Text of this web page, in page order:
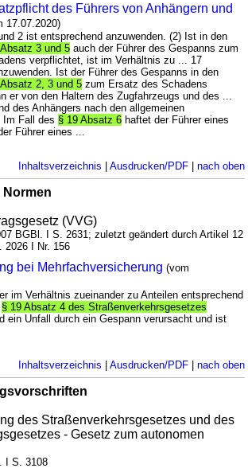
des Führers von Anhängern und
17.07.2020)
2 ist entsprechend anzuwenden. (2) Ist in den
3 und 5 auch der Führer des Gespanns zum
verpflichtet, ist im Verhältnis zu ... 17
Ist der Führer des Gespanns in den
2, 3 und 5 zum Ersatz des Schadens
er von den Haltern des Zugfahrzeugs und des ...
des Anhängers nach den allgemeinen
Im Fall des § 19 Absatz 6 haftet der Führer eines
Führer eines ...
Inhaltsverzeichnis | Ausdrucken/PDF| nach oben
(VVG)
BGBl. I S. 2631; zuletzt geändert durch Artikel 12
2026 I Nr. 156
bei Mehrfachversicherung (vom
im Verhältnis zueinander zu Anteilen entsprechend
§ 19 Absatz 4 des Straßenverkehrsgesetzes
ein Unfall durch ein Gespann verursacht und ist
Inhaltsverzeichnis | Ausdrucken/PDF| nach oben
des Straßenverkehrsgesetzes und des
- Gesetz zum autonomen
I S. 3108